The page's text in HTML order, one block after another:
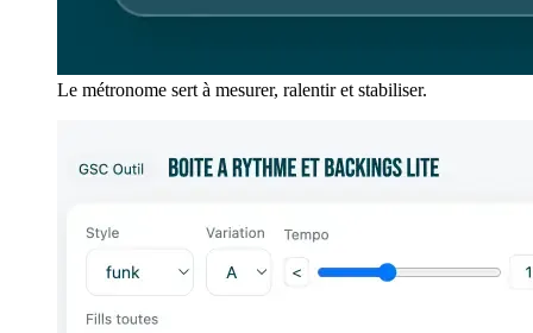
Le métronome sert à mesurer, ralentir et stabiliser.